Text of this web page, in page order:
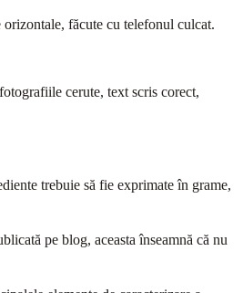
făcute cu telefonul culcat.
cerute, text scris corect,
trebuie să fie exprimate în grame,
pe blog, aceasta înseamnă că nu